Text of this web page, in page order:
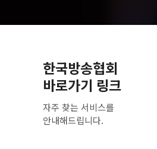
한국방송협회
바로가기 링크
자주 찾는 서비스를
안내해드립니다.